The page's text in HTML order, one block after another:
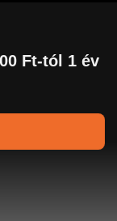
Ft-tól 1 év